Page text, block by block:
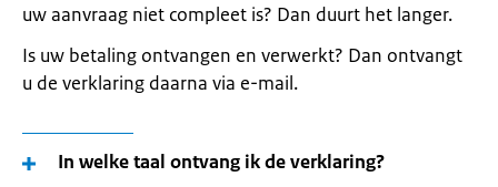
uw aanvraag niet compleet is? Dan duurt het langer.
Is uw betaling ontvangen en verwerkt? Dan ontvangt
u de verklaring daarna via e-mail.
In welke taal ontvang ik de verklaring?